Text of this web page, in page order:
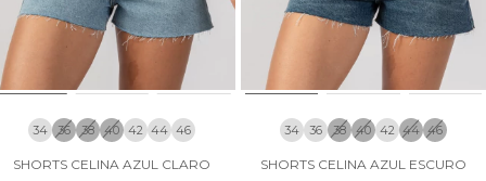
34 36 38 40 42 44 46
SHORTS CELINA AZUL CLARO
34 36 38 40 42 44 46
SHORTS CELINA AZUL ESCURO